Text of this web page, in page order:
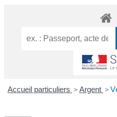
Accueil particuliers > Argent >